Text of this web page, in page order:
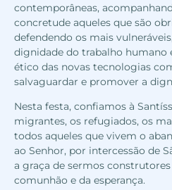
contemporâneas,
concretude aqueles que são
defendendo os mais
dignidade do trabalho humano
ético das novas tecnologias
salvaguardar e promover a
Nesta festa, confiamos à
migrantes, os refugiados, os
todos aqueles que vivem o
ao Senhor, por intercessão de
a graça de sermos
comunhão e da esperança.